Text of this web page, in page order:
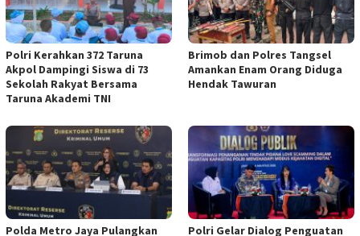
Polri Kerahkan 372 Taruna
Akpol Dampingi Siswa di 73
Sekolah Rakyat Bersama
Taruna Akademi TNI
Brimob dan Polres Tangsel
Amankan Enam Orang Diduga
Hendak Tawuran
Polda Metro Jaya Pulangkan Polri Gelar Dialog Penguatan